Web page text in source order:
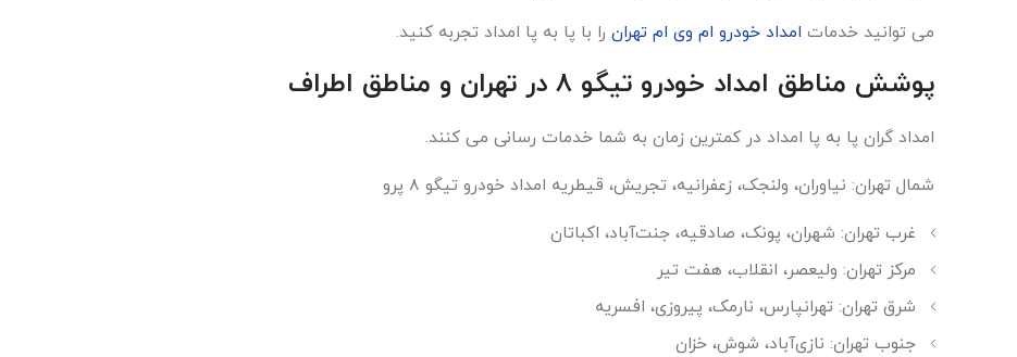
می توانید خدمات امداد خودرو ام وی ام تهران را با پا به پا امداد تجربه کنید.
پوشش مناطق امداد خودرو تیگو 8 در تهران و مناطق اطراف
امداد گران پا به پا امداد در کمترین زمان به شما خدمات رسانی می کنند.
شمال تهران: نیاوران، ولنجک، زعفرانیه، تجریش، قیطریه امداد خودرو تیگو ۸ پرو
غرب تهران: شهران، پونک، صادقیه، جنت‌آباد، اکباتان
مرکز تهران: ولیعصر، انقلاب، هفت تیر
شرق تهران: تهرانپارس، نارمک، پیروزی، افسریه
جنوب تهران: نازی‌آباد، شوش، خزان